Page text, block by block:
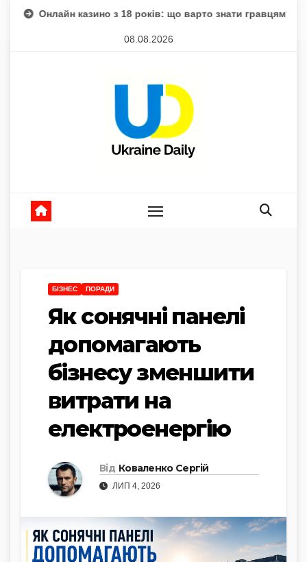
казино з 18 років: що варто знати гравцям?
08.08.2026
БІЗНЕС ПОРАДИ
Як сонячні панелі
допомагають
бізнесу зменшити
витрати на
електроенергію
Від Коваленко Сергій
ЛИП 4, 2026